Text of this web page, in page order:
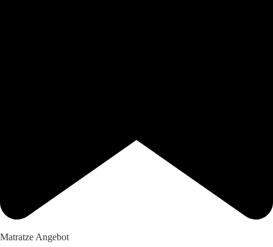
Matratze Angebot